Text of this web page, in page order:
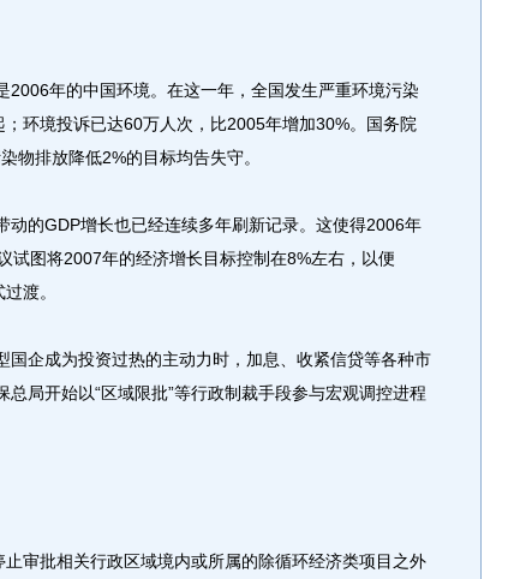
年的中国环境。在这一年，全国发生严重环境污染
环境投诉已达60万人次，比2005年增加30%。国务院
物排放降低2%的目标均告失守。
的GDP增长也已经连续多年刷新记录。这使得2006年
试图将2007年的经济增长目标控制在8%左右，以便
渡。
企成为投资过热的主动力时，加息、收紧信贷等各种市
总局开始以“区域限批”等行政制裁手段参与宏观调控进程
审批相关行政区域境内或所属的除循环经济类项目之外